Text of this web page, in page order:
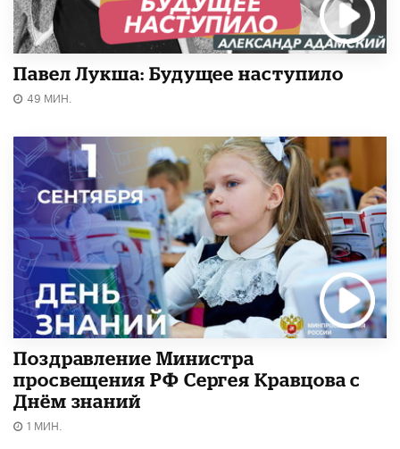
Павел Лукша: Будущее наступило
49 МИН.
Поздравление Министра
просвещения РФ Сергея Кравцова с
Днём знаний
1 МИН.